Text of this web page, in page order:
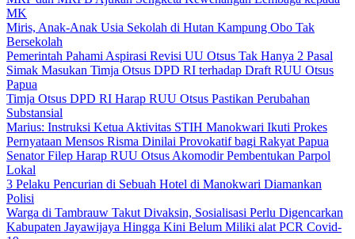
MK
Miris, Anak-Anak Usia Sekolah di Hutan Kampung Obo Tak
Bersekolah
Pemerintah Pahami Aspirasi Revisi UU Otsus Tak Hanya 2 Pasal
Simak Masukan Timja Otsus DPD RI terhadap Draft RUU Otsus
Papua
Timja Otsus DPD RI Harap RUU Otsus Pastikan Perubahan
Substansial
Marius: Instruksi Ketua Aktivitas STIH Manokwari Ikuti Prokes
Pernyataan Mensos Risma Dinilai Provokatif bagi Rakyat Papua
Senator Filep Harap RUU Otsus Akomodir Pembentukan Parpol
Lokal
3 Pelaku Pencurian di Sebuah Hotel di Manokwari Diamankan
Polisi
Warga di Tambrauw Takut Divaksin, Sosialisasi Perlu Digencarkan
Kabupaten Jayawijaya Hingga Kini Belum Miliki alat PCR Covid-